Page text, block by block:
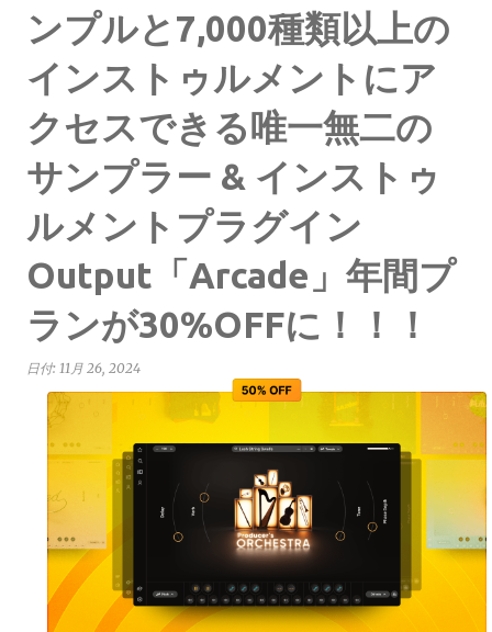
ンプルと7,000種類以上の
インストゥルメントにア
クセスできる唯一無二の
サンプラー & インストゥ
ルメントプラグイン
Output「Arcade」年間プ
ランが30%OFFに！！！
日付: 11月 26, 2024